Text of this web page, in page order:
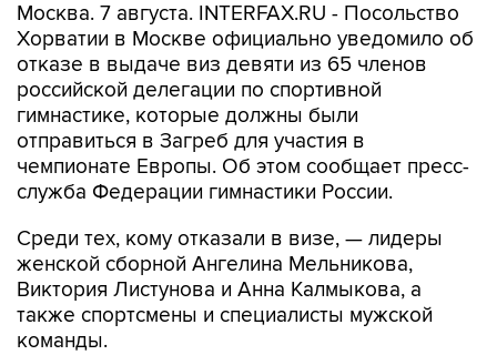
Москва. 7 августа. INTERFAX.RU - Посольство
Хорватии в Москве официально уведомило об
отказе в выдаче виз девяти из 65 членов
российской делегации по спортивной
гимнастике, которые должны были
отправиться в Загреб для участия в
чемпионате Европы. Об этом сообщает пресс-
служба Федерации гимнастики России.
Среди тех, кому отказали в визе, — лидеры
женской сборной Ангелина Мельникова,
Виктория Листунова и Анна Калмыкова, а
также спортсмены и специалисты мужской
команды.